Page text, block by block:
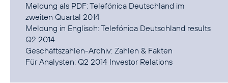
Meldung als PDF:Telefónica Deutschland im
zweiten Quartal 2014
Meldung in Englisch:Telefónica Deutschland results
Q2 2014
Geschäftszahlen-Archiv: Zahlen & Fakten
Für Analysten: Q2 2014 Investor Relations